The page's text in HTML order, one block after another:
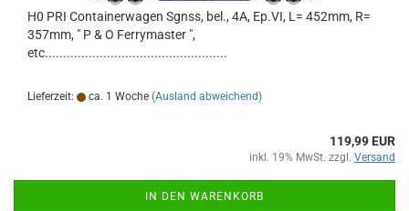
H0 PRI Containerwagen Sgnss, bel., 4A, Ep.VI, L= 452mm, R=
357mm, " P & O Ferrymaster ",
etc..................................................
Lieferzeit: ca. 1 Woche (Ausland abweichend)
119,99 EUR
inkl. 19% MwSt. zzgl. Versand
IN DEN WARENKORB